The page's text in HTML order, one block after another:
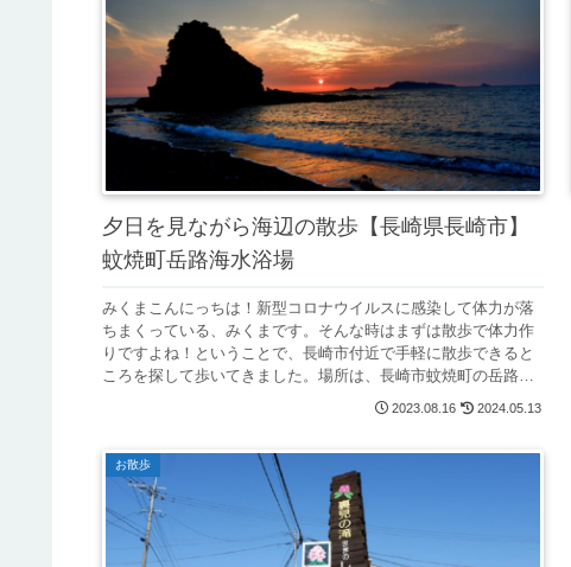
夕日を見ながら海辺の散歩【長崎県長崎市】
蚊焼町岳路海水浴場
みくまこんにっちは！新型コロナウイルスに感染して体力が落
ちまくっている、みくまです。そんな時はまずは散歩で体力作
りですよね！ということで、長崎市付近で手軽に散歩できると
ころを探して歩いてきました。場所は、長崎市蚊焼町の岳路海
2023.08.16 2024.05.13
お散歩